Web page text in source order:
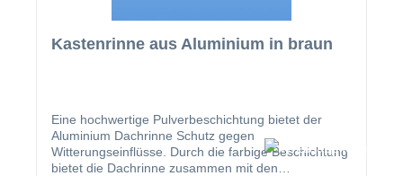
Kastenrinne aus Aluminium in braun
Eine hochwertige Pulverbeschichtung bietet der
Aluminium Dachrinne Schutz gegen
Witterungseinflüsse. Durch die farbige Beschichtung
bietet die Dachrinne zusammen mit den